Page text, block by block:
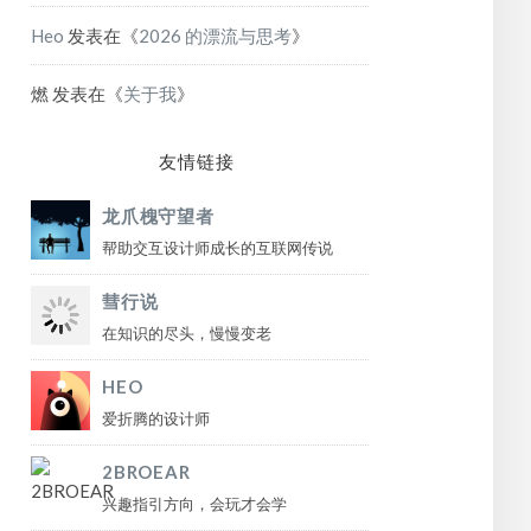
Heo 发表在《2026 的漂流与思考》
燃 发表在《关于我》
友情链接
龙爪槐守望者
帮助交互设计师成长的互联网传说
彗行说
在知识的尽头，慢慢变老
HEO
爱折腾的设计师
2BROEAR
兴趣指引方向，会玩才会学